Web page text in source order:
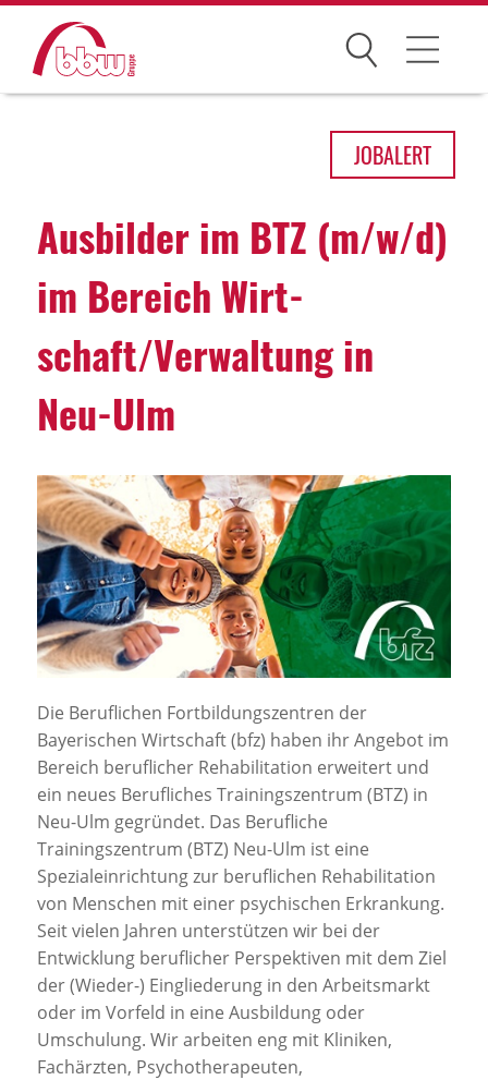
Suchen
Über uns
Leitbild
Gesellschaften
Historie
Organisation
Jobportal
Presse und Medien
bbw e. V.
Karriere
Presse
News Archiv
JOBALERT
Ausbilder im BTZ (m/w/d)
im Bereich Wirt­
schaft/Verwal­tung in
Neu-Ulm
Die Beruflichen Fortbildungszentren der
Bayerischen Wirtschaft (bfz) haben ihr Angebot im
Bereich beruflicher Rehabilitation erweitert und
ein neues Berufliches Trainingszentrum (BTZ) in
Neu-Ulm gegründet. Das Berufliche
Trainingszentrum (BTZ) Neu-Ulm ist eine
Spezialeinrichtung zur beruflichen Rehabilitation
von Menschen mit einer psychischen Erkrankung.
Seit vielen Jahren unterstützen wir bei der
Entwicklung beruflicher Perspektiven mit dem Ziel
der (Wieder-) Eingliederung in den Arbeitsmarkt
oder im Vorfeld in eine Ausbildung oder
Umschulung. Wir arbeiten eng mit Kliniken,
Fachärzten, Psychotherapeuten,